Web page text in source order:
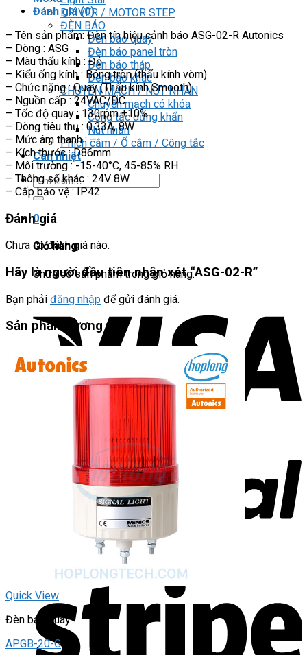
DRIVER / MOTOR STEP
ĐÈN BÁO
Đèn báo quay
Đèn báo panel tròn
Đèn báo tháp
Đèn báo khác
CHUYỂN MẠCH / NÚT NHẤN
Chuyển mạch có khóa
Công tắc dừng khẩn
Nút nhấn
Phích cắm / Ổ cắm / Công tắc
Can nhiệt
Tìm
kiếm:
0
Giỏ hàng
Chưa có sản phẩm trong giỏ hàng.
Đánh giá (0)
– Tên sản phẩm: Đèn tín hiệu cảnh báo ASG-02-R Autonics
– Dòng : ASG
– Màu thấu kính : Đỏ
– Kiểu ống kính : Bóng tròn (thấu kính vòm)
– Chức năng : Quay (Thấu kính Smooth)
– Nguồn cấp : 24VAC/DC
– Tốc độ quay : 130rpm ±10%
– Dòng tiêu thụ : 0.33A, 8W
– Mức âm thanh : –
– Kích thước : D86mm
– Môi trường : -15-40°C, 45-85% RH
– Thông số khác : 24V 8W
– Cấp bảo vệ : IP42
Đánh giá
Chưa có đánh giá nào.
Hãy là người đầu tiên nhận xét “ASG-02-R”
Bạn phải đăng nhập để gửi đánh giá.
Sản phẩm tương tự
Quick View
Đèn báo quay
APGB-20-G